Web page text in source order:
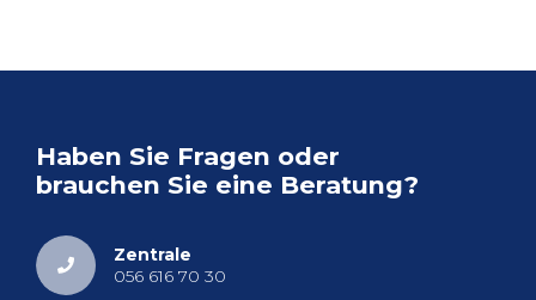
Haben Sie Fra­gen oder
brau­chen Sie eine Be­ra­tung?
Zen­tra­le
056 616 70 30